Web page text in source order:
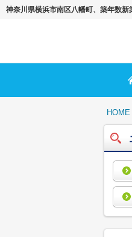
神奈川県横浜市南区八幡町、築年数
HOME